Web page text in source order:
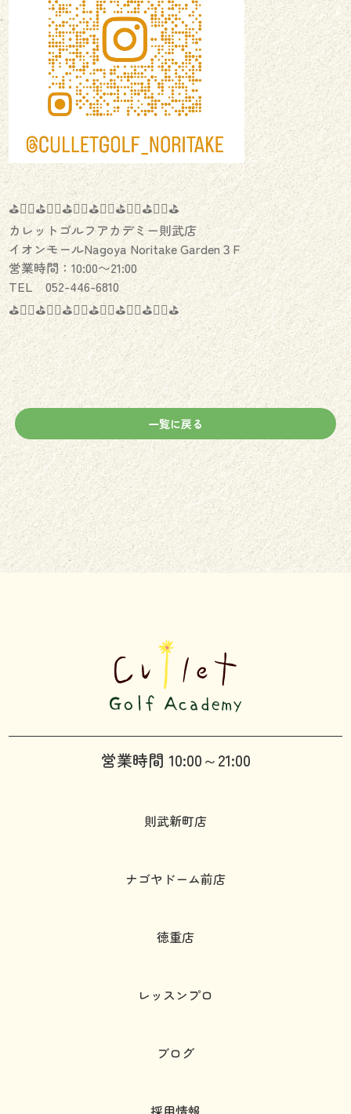
⛳️🏌️‍♂️⛳️🏌️‍♀️⛳️🏌️‍♂️⛳️🏌️‍♀️⛳️🏌️‍♂️⛳️🏌️‍♀️⛳️
カレットゴルフアカデミー則武店
イオンモールNagoya Noritake Garden３F
営業時間：10:00〜21:00
TEL 052-446-6810
⛳️🏌️‍♂️⛳️🏌️‍♀️⛳️🏌️‍♂️⛳️🏌️‍♀️⛳️🏌️‍♂️⛳️🏌️‍♀️⛳️
一覧に戻る
営業時間 10:00～21:00
則武新町店
ナゴヤドーム前店
徳重店
レッスンプロ
ブログ